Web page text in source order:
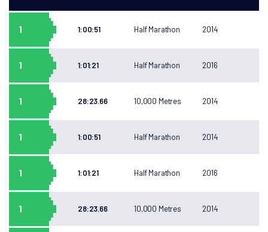
1 1:00:51 Half Marathon 2014
1 1:01:21 Half Marathon 2016
1 28:23.66 10,000 Metres 2014
1 1:00:51 Half Marathon 2014
1 1:01:21 Half Marathon 2016
1 28:23.66 10,000 Metres 2014
MARATHON DU GABON
COURSES
Marathon du Gabon
Semi-Marathon
RÉSULTATS
PARTENAIRES